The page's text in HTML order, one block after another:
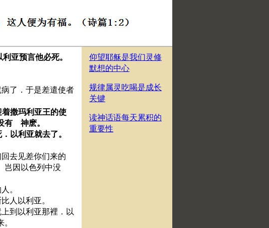
利亚预言他必死。
了．于是差遣使者
撒玛利亚王的使
有 神麽。
以利亚就去了。
去见差你们来的
岂因以色列中没
。
比人以利亚。
到以利亚那裡．以
仰望耶稣是我们灵修
默想的中心
规律属灵吃喝是成长
关键
读神话语每天累积的
重要性